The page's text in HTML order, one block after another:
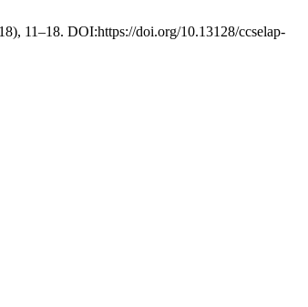
11–18. DOI:https://doi.org/10.13128/ccselap-